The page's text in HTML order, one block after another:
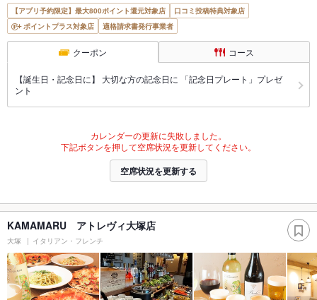
【アプリ予約限定】最大800ポイント還元対象店
口コミ投稿特典対象店
ポイントプラス対象店
適格請求書発行事業者
クーポン コース
【誕生日・記念日に】 大切な方の記念日に 「記念日プレート」プレゼ
ント
カレンダーの更新に失敗しました。
下記ボタンを押して空席状況を更新してください。
空席状況を更新する
KAMAMARU アトレヴィ大塚店
大塚 イタリアン・フレンチ